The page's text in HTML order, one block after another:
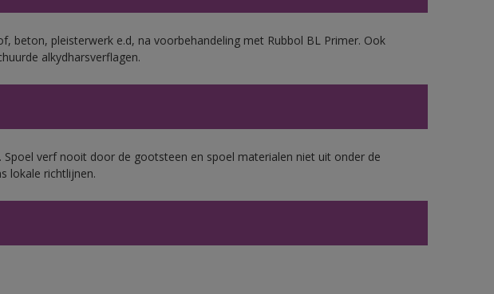
beton, pleisterwerk e.d, na voorbehandeling met Rubbol BL Primer. Ook
alkydharsverflagen.
Spoel verf nooit door de gootsteen en spoel materialen niet uit onder de
lokale richtlijnen.